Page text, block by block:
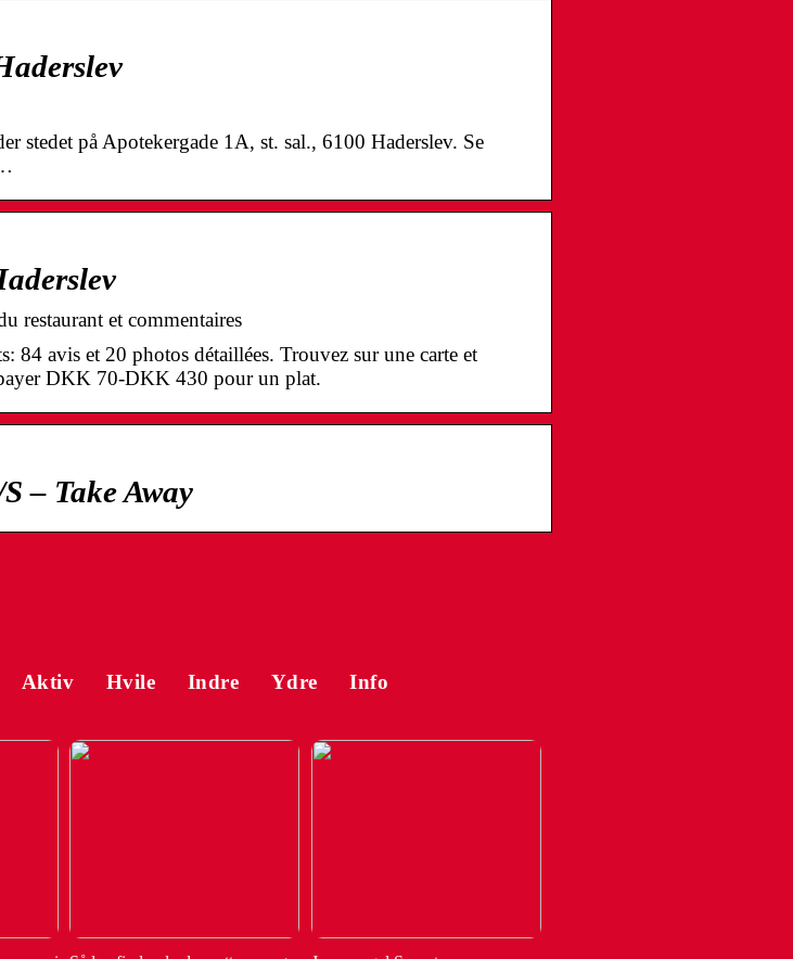
stedet på Apotekergade 1A, st. sal., 6100 Haderslev. Se
restaurant et commentaires
84 avis et 20 photos détaillées. Trouvez sur une carte et
DKK 70-DKK 430 pour un plat.
– Take Away
Aktiv Hvile Indre Ydre Info